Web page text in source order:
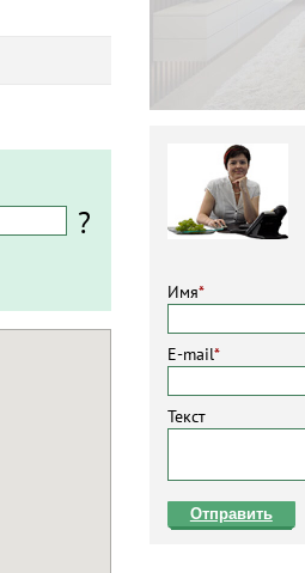
Имя*
E-mail*
Текст
Отправить
?